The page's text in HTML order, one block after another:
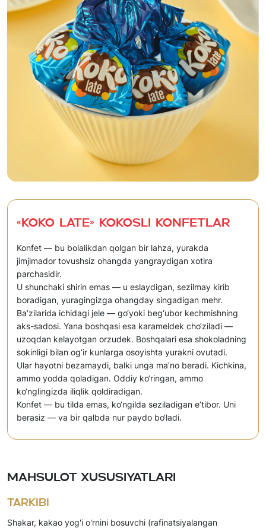
«KOKO LATE» Kokosli konfetlar
Konfet — bu bolalikdan qolgan bir lahza, yurakda
jimjimador tovushsiz ohangda yangraydigan xotira
parchasidir.
U shunchaki shirin emas — u eslaydigan, sezilmay kirib
boradigan, yuragingizga ohangday singadigan mehr.
Ba’zilarida ichidagi jele — go‘yoki beg‘ubor kechmishning
aks-sadosi. Yana boshqasi esa karameldek cho‘ziladi —
uzoqdan kelayotgan orzudek. Boshqalari esa shokoladning
sokinligi bilan og‘ir kunlarga osoyishta yurakni ovutadi.
Ular hayotni bezamaydi, balki unga ma’no beradi. Kichkina,
ammo yodda qoladigan. Oddiy ko‘ringan, ammo
ko‘nglingizda iliqlik qoldiradigan.
Konfet — bu tilda emas, ko‘ngilda seziladigan e’tibor. Uni
berasiz — va bir qalbda nur paydo bo‘ladi.
Mahsulot xususiyatlari
Tarkibi
Shakar, kakao yog'i o'rnini bosuvchi (rafinatsiyalangan